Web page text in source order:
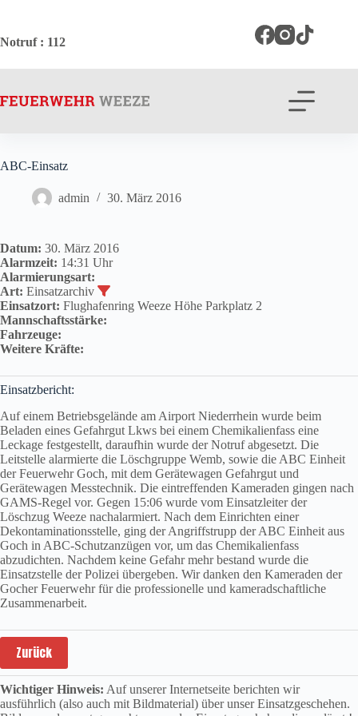
springen
Notruf: 112
ABC-Einsatz
admin 30. März 2016
Datum: 30. März 2016
Alarmzeit: 14:31 Uhr
Alarmierungsart:
Art: Einsatzarchiv
Einsatzort: Flughafenring Weeze Höhe Parkplatz 2
Mannschaftsstärke:
Fahrzeuge:
Weitere Kräfte:
Einsatzbericht:
Auf einem Betriebsgelände am Airport Niederrhein wurde beim
Beladen eines Gefahrgut Lkws bei einem Chemikalienfass eine
Leckage festgestellt, daraufhin wurde der Notruf abgesetzt. Die
Leitstelle alarmierte die Löschgruppe Wemb, sowie die ABC Einheit
der Feuerwehr Goch, mit dem Gerätewagen Gefahrgut und
Gerätewagen Messtechnik. Die eintreffenden Kameraden gingen nach
GAMS-Regel vor. Gegen 15:06 wurde vom Einsatzleiter der
Löschzug Weeze nachalarmiert. Nach dem Einrichten einer
Dekontaminationsstelle, ging der Angriffstrupp der ABC Einheit aus
Goch in ABC-Schutzanzügen vor, um das Chemikalienfass
abzudichten. Nachdem keine Gefahr mehr bestand wurde die
Einsatzstelle der Polizei übergeben. Wir danken den Kameraden der
Gocher Feuerwehr für die professionelle und kameradschaftliche
Zusammenarbeit.
Zurück
Wichtiger Hinweis: Auf unserer Internetseite berichten wir
ausführlich (also auch mit Bildmaterial) über unser Einsatzgeschehen.